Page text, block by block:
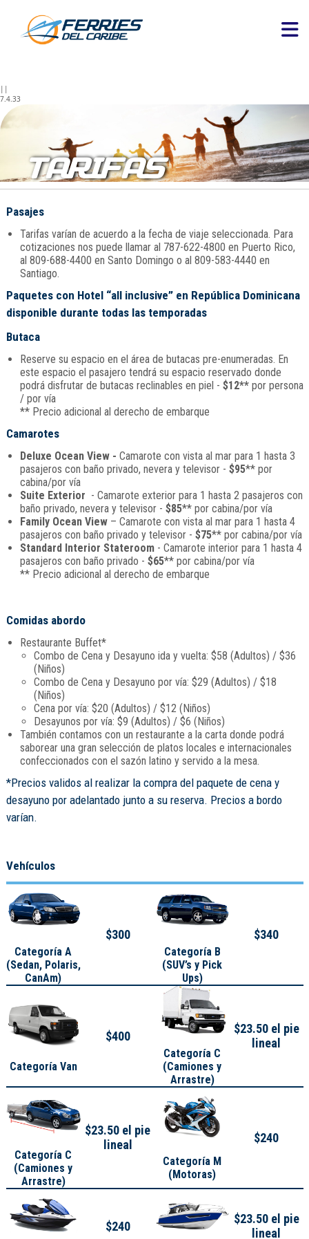
||
7.4.33
TARIFAS
Pasajes
Tarifas varían de acuerdo a la fecha de viaje seleccionada. Para
cotizaciones nos puede llamar al 787-622-4800 en Puerto Rico,
al 809-688-4400 en Santo Domingo o al 809-583-4440 en
Santiago.
Paquetes con Hotel “all inclusive” en República Dominicana
disponible durante todas las temporadas
Butaca
Reserve su espacio en el área de butacas pre-enumeradas. En
este espacio el pasajero tendrá su espacio reservado donde
podrá disfrutar de butacas reclinables en piel - $12**por persona
/ por vía
** Precio adicional al derecho de embarque
Camarotes
Deluxe Ocean View - Camarote con vista al mar para 1 hasta 3
pasajeros con baño privado, nevera y televisor - $95** por
cabina/por vía
Suite Exterior - Camarote exterior para 1 hasta 2 pasajeros con
baño privado, nevera y televisor - $85** por cabina/por vía
Family Ocean View– Camarote con vista al mar para 1 hasta 4
pasajeros con baño privado y televisor - $75** por cabina/por vía
Standard Interior Stateroom- Camarote interior para 1 hasta 4
pasajeros con baño privado - $65** por cabina/por vía
** Precio adicional al derecho de embarque
Comidas abordo
Restaurante Buffet*
Combo de Cena y Desayuno ida y vuelta: $58 (Adultos) / $36
(Niños)
Combo de Cena y Desayuno por vía: $29 (Adultos) / $18
(Niños)
Cena por vía: $20 (Adultos) / $12 (Niños)
Desayunos por vía: $9 (Adultos) / $6 (Niños)
También contamos con un restaurante a la carta donde podrá
saborear una gran selección de platos locales e internacionales
confeccionados con el sazón latino y servido a la mesa.
*Precios validos al realizar la compra del paquete de cena y
desayuno por adelantado junto a su reserva. Precios a bordo
varían.
Vehículos
Categoría A
(Sedan, Polaris,
CanAm)
$300
Categoría B
(SUV’s y Pick
Ups)
$340
Categoría Van
$400
Categoría C
(Camiones y
Arrastre)
$23.50 el pie
lineal
Categoría C
(Camiones y
Arrastre)
$23.50 el pie
lineal
Categoría M
(Motoras)
$240
$240
$23.50 el pie
lineal